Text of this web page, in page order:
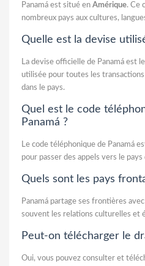
Panamá est situé en Amérique. Ce
nombreux pays aux cultures,
Quelle est la devise
La devise officielle de Panamá est le
utilisée pour toutes les
dans le pays.
Quel est le code
Panamá ?
Le code téléphonique de Panamá
pour passer des appels vers le pays
Quels sont les pays
Panamá partage ses frontières avec
souvent les relations culturelles et
Peut-on télécharger le
Oui, vous pouvez consulter et